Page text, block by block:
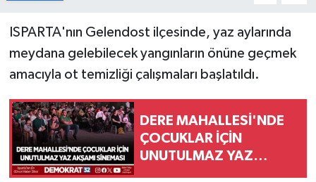
ISPARTA'nın Gelendost ilçesinde, yaz aylarında
meydana gelebilecek yangınların önüne geçmek
amacıyla ot temizliği çalışmaları başlatıldı.
DERE MAHALLESİ'NDE
ÇOCUKLAR İÇİN
UNUTULMAZ YAZ